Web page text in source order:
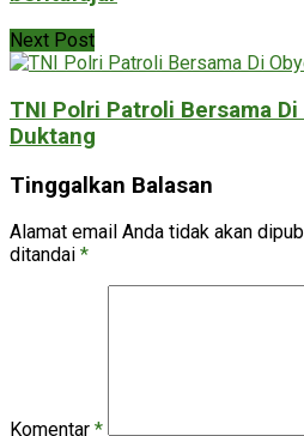
Next Post
TNI Polri Patroli Bersama
Duktang
Tinggalkan Balasan
Alamat email Anda tidak akan
ditandai *
Komentar *